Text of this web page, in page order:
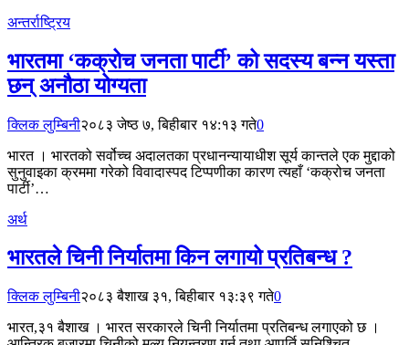
अन्तर्राष्ट्रिय
भारतमा ‘कक्रोच जनता पार्टी’ को सदस्य बन्न यस्ता
छन् अनौठा योग्यता
क्लिक लुम्बिनी२०८३ जेष्ठ ७, बिहीबार १४:१३ गते0
भारत । भारतको सर्वोच्च अदालतका प्रधानन्यायाधीश सूर्य कान्तले एक मुद्दाको
सुनुवाइका क्रममा गरेको विवादास्पद टिप्पणीका कारण त्यहाँ ‘कक्रोच जनता
पार्टी’…
अर्थ
भारतले चिनी निर्यातमा किन लगायो प्रतिबन्ध ?
क्लिक लुम्बिनी२०८३ बैशाख ३१, बिहीबार १३:३९ गते0
भारत,३१ बैशाख । भारत सरकारले चिनी निर्यातमा प्रतिबन्ध लगाएको छ ।